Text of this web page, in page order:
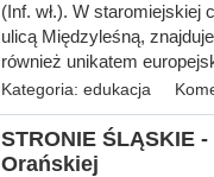
(Inf. wł.). W staromiejskiej
ulicą Międzyleśną,
również unikatem
Kategoria: edukacja
STRONIE ŚLĄSKIE
Orańskiej